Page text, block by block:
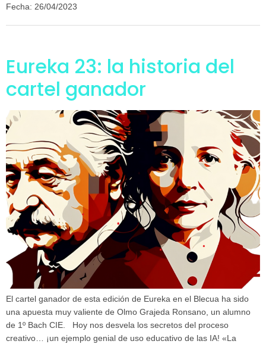
Fecha: 26/04/2023
Eureka 23: la historia del
cartel ganador
El cartel ganador de esta edición de Eureka en el Blecua ha sido
una apuesta muy valiente de Olmo Grajeda Ronsano, un alumno
de 1º Bach CIE. Hoy nos desvela los secretos del proceso
creativo… ¡un ejemplo genial de uso educativo de las IA! «La